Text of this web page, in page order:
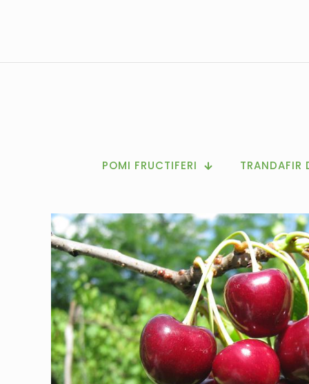
POMI FRUCTIFERI TRANDAFIR